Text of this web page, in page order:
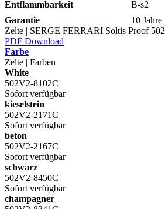
Entflammbarkeit B-s2
Garantie
10 Jahre
Zelte | SERGE FERRARI Soltis Proof 502
PDF Download
Farbe
Zelte | Farben
White
502V2-8102C
Sofort verfügbar
kieselstein
502V2-2171C
Sofort verfügbar
beton
502V2-2167C
Sofort verfügbar
schwarz
502V2-8450C
Sofort verfügbar
champagner